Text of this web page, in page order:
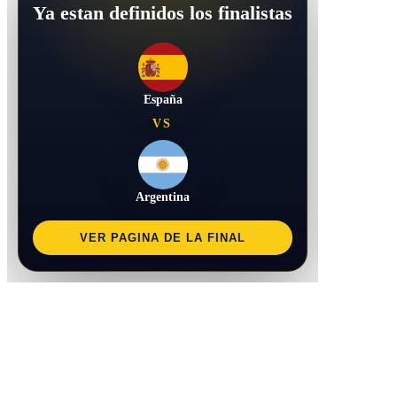
Ya estan definidos los finalistas
España
VS
Argentina
VER PAGINA DE LA FINAL